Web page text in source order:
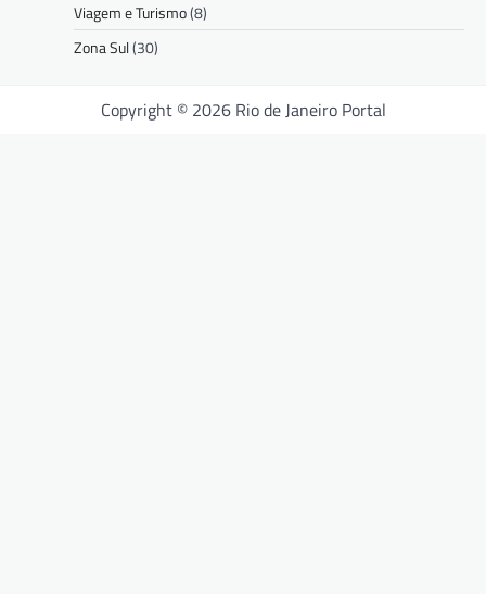
Viagem e Turismo(8)
Zona Sul(30)
Copyright © 2026 Rio de Janeiro Portal